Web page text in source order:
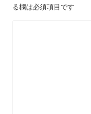
る欄は必須項目です